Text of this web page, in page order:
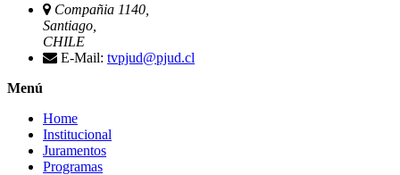
Compañia 1140,
Santiago,
CHILE
E-Mail: tvpjud@pjud.cl
Menú
Home
Institucional
Juramentos
Programas